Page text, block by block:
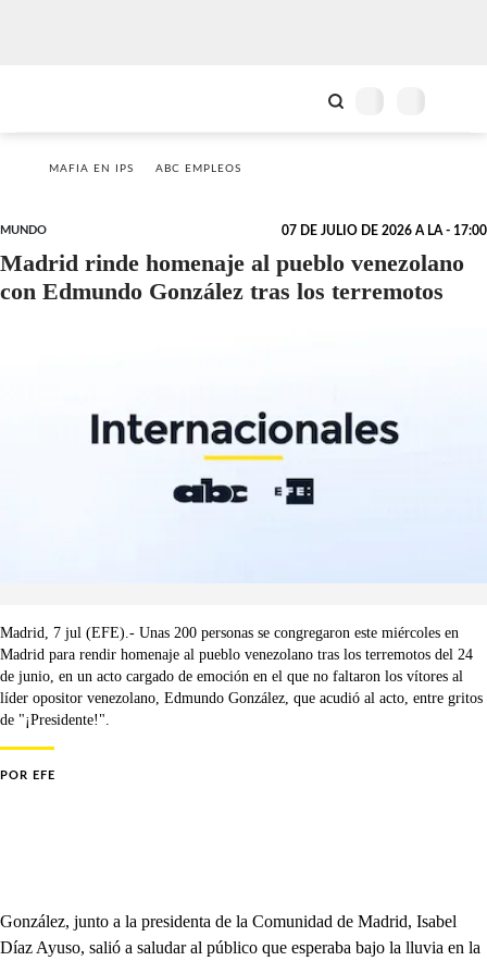
MAFIA EN IPS ABC EMPLEOS
MUNDO 07 DE JULIO DE 2026 A LA - 17:00
Madrid rinde homenaje al pueblo venezolano
con Edmundo González tras los terremotos
Madrid, 7 jul (EFE).- Unas 200 personas se congregaron este miércoles en
Madrid para rendir homenaje al pueblo venezolano tras los terremotos del 24
de junio, en un acto cargado de emoción en el que no faltaron los vítores al
líder opositor venezolano, Edmundo González, que acudió al acto, entre gritos
de "¡Presidente!".
POR EFE
González, junto a la presidenta de la Comunidad de Madrid, Isabel
Díaz Ayuso, salió a saludar al público que esperaba bajo la lluvia en la